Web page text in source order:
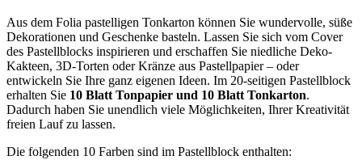
Aus dem Folia pastelligen Tonkarton können Sie wundervolle, süße
Dekorationen und Geschenke basteln. Lassen Sie sich vom Cover
des Pastellblocks inspirieren und erschaffen Sie niedliche Deko-
Kakteen, 3D-Torten oder Kränze aus Pastellpapier – oder
entwickeln Sie Ihre ganz eigenen Ideen. Im 20-seitigen Pastellblock
erhalten Sie 10 Blatt Tonpapier und 10 Blatt Tonkarton.
Dadurch haben Sie unendlich viele Möglichkeiten, Ihrer Kreativität
freien Lauf zu lassen.
Die folgenden 10 Farben sind im Pastellblock enthalten: